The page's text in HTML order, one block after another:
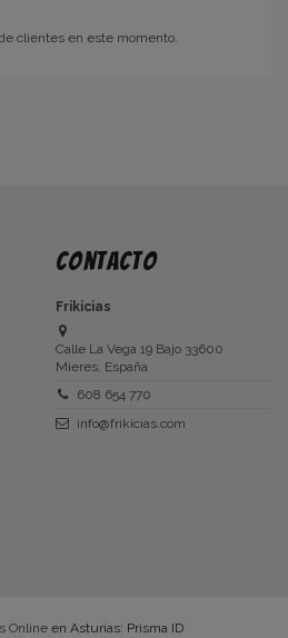
clientes en este momento.
Contacto
Frikicias
Calle La Vega 19 Bajo 33600
Mieres, España
608 654 770
info@frikicias.com
Online en Asturias: Prisma ID